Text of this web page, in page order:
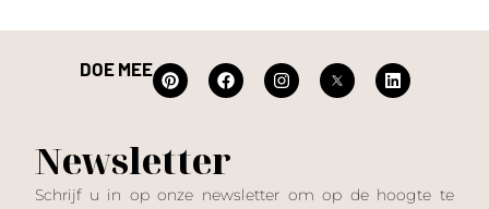
DOE MEE
Newsletter
Schrijf u in op onze newsletter om op de hoogte te